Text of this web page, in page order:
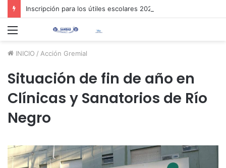
Inscripción para los útiles escolares 2026 📚✏️
Menú
INICIO / Acción Gremial
Situación de fin de año en
Clínicas y Sanatorios de Río
Negro